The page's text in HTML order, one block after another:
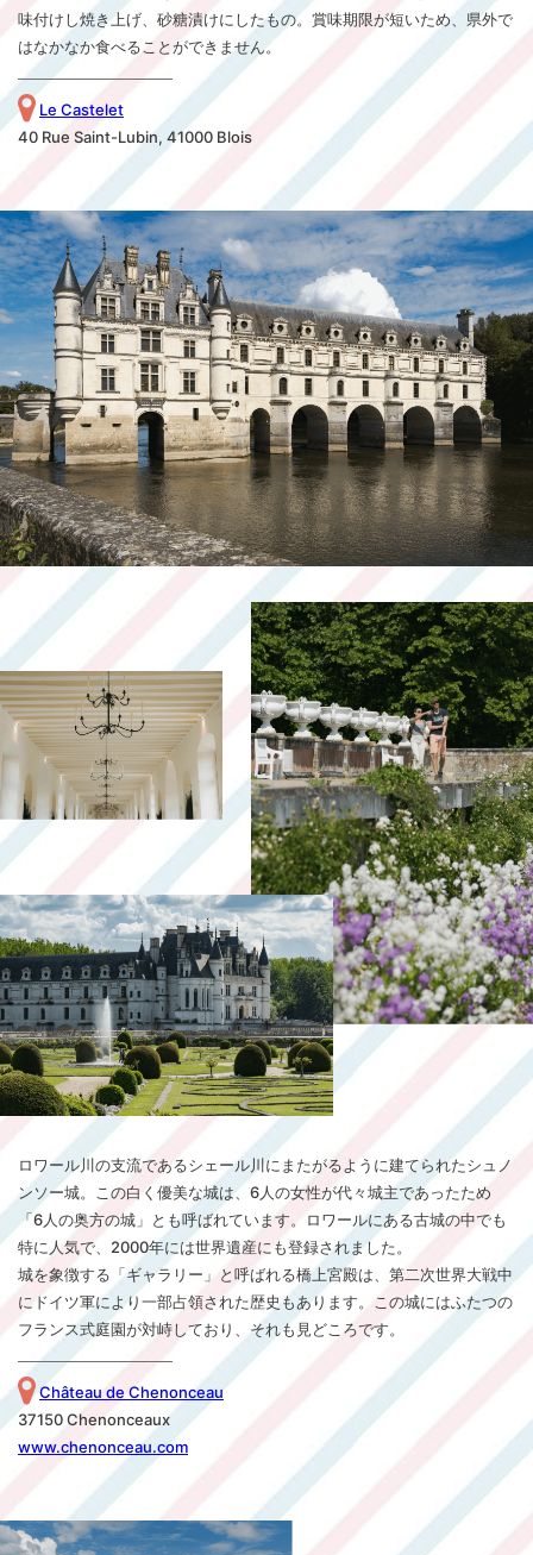
味付けし焼き上げ、砂糖漬けにしたもの。賞味期限が短いため、県外で
はなかなか食べることができません。
Le Castelet
40 Rue Saint-Lubin, 41000 Blois
ロワール川の支流であるシェール川にまたがるように建てられたシュノ
ンソー城。この白く優美な城は、6人の女性が代々城主であったため
「6人の奥方の城」とも呼ばれています。ロワールにある古城の中でも
特に人気で、2000年には世界遺産にも登録されました。
城を象徴する「ギャラリー」と呼ばれる橋上宮殿は、第二次世界大戦中
にドイツ軍により一部占領された歴史もあります。この城にはふたつの
フランス式庭園が対峙しており、それも見どころです。
Château de Chenonceau
37150 Chenonceaux
www.chenonceau.com